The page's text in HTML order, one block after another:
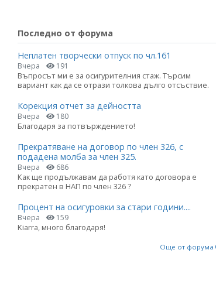
Последно от форума
Неплатен творчески отпуск по чл.161
Вчера 191
Въпросът ми е за осигурителния стаж. Търсим
вариант как да се отрази толкова дълго отсъствие.
Корекция отчет за дейността
Вчера 180
Благодаря за потвърждението!
Прекратяване на договор по член 326, с
подадена молба за член 325.
Вчера 686
Как ще продължавам да работя като договора е
прекратен в НАП по член 326 ?
Процент на осигуровки за стари години....
Вчера 159
Kiarra, много благодаря!
Още от форума